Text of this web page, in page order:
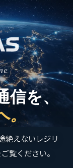
信を、
。
絶えないレジリ
覧ください。